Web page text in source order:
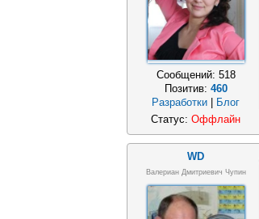
Сообщений: 518
Позитив: 460
Разработки
Блог
Статус: Оффлайн
WD
Валериан Дмитриевич Чупин